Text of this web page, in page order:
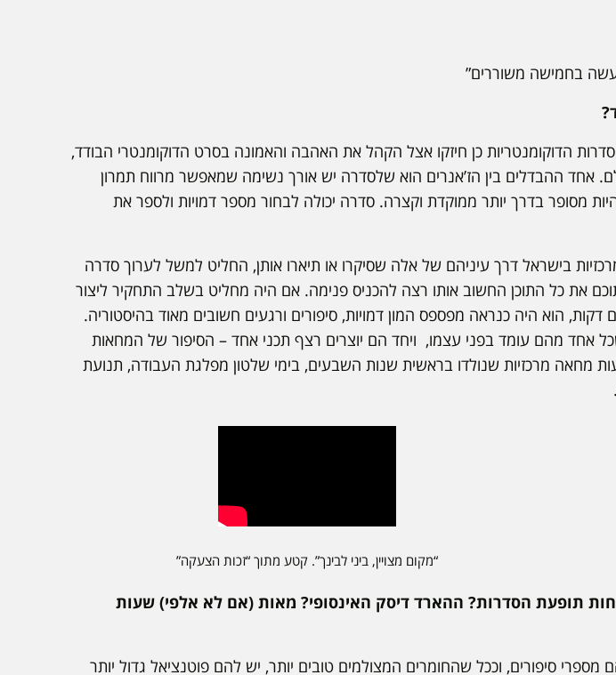
בחמישה משוררים”
הדוקומנטריות כן חיזקו אצל הקהל את האהבה והאמונה בסרט הדוקומנטרי הבודד,
אחד ההבדלים בין הז’אנרים הוא שלסדרה יש אורך נשימה שמאפשר מרווח תמרון
מסופר בדרך יותר ממוקדת וקצרה. סדרה יכולה לבחור מספר דמויות ולספר את
בישראל דרך עיניהם של אלה שסיקרו או תיארו אותן, החליט למשל לערוך סדרה
את כל התוכן החשוב אותו רצה להכניס פנימה. אם היה מחליט בשלב התחקיר ליצור
הוא היה כנראה מפספס המון דמויות, סיפורים ורגעים חשובים מאוד בהיסטוריה.
אחד מהם עומד בפני עצמו, ויחד הם יוצרים רצף תכני אחד – הסיפור של המחאות
מחאה מרכזיות שנולדו בראשית שנות השבעים, בימי שלטון מפלגת העבודה, תנועת
“מקום מצויין, ביני לבינך”. קטע מתוך “זכות הצעקה”
תופעת הסדרות? ההארד דיסק האינסופי? מאות (אם לא אלפי) שעות
סיפורים, וככל שהחומרים המצולמים טובים יותר, יש להם פוטנציאל גדול יותר